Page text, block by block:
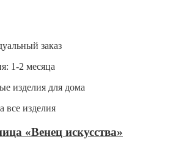
заказ
1-2 месяца
изделия для дома
все изделия
«Венец искусства»